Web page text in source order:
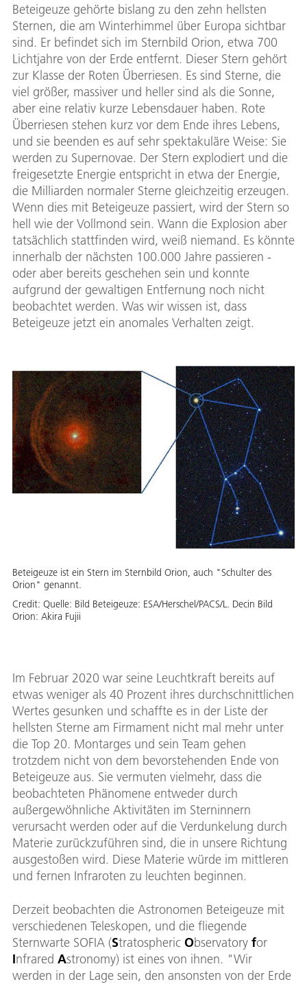
Beteigeuze gehörte bislang zu den zehn hellsten
Sternen, die am Winterhimmel über Europa sichtbar
sind. Er befindet sich im Sternbild Orion, etwa 700
Lichtjahre von der Erde entfernt. Dieser Stern gehört
zur Klasse der Roten Überriesen. Es sind Sterne, die
viel größer, massiver und heller sind als die Sonne,
aber eine relativ kurze Lebensdauer haben. Rote
Überriesen stehen kurz vor dem Ende ihres Lebens,
und sie beenden es auf sehr spektakuläre Weise: Sie
werden zu Supernovae. Der Stern explodiert und die
freigesetzte Energie entspricht in etwa der Energie,
die Milliarden normaler Sterne gleichzeitig erzeugen.
Wenn dies mit Beteigeuze passiert, wird der Stern so
hell wie der Vollmond sein. Wann die Explosion aber
tatsächlich stattfinden wird, weiß niemand. Es könnte
innerhalb der nächsten 100.000 Jahre passieren -
oder aber bereits geschehen sein und konnte
aufgrund der gewaltigen Entfernung noch nicht
beobachtet werden. Was wir wissen ist, dass
Beteigeuze jetzt ein anomales Verhalten zeigt.
Beteigeuze ist ein Stern im Sternbild Orion, auch "Schulter des
Orion" genannt.
Credit: Quelle: Bild Beteigeuze: ESA/Herschel/PACS/L. Decin Bild
Orion: Akira Fujii
Im Februar 2020 war seine Leuchtkraft bereits auf
etwas weniger als 40 Prozent ihres durchschnittlichen
Wertes gesunken und schaffte es in der Liste der
hellsten Sterne am Firmament nicht mal mehr unter
die Top 20. Montarges und sein Team gehen
trotzdem nicht von dem bevorstehenden Ende von
Beteigeuze aus. Sie vermuten vielmehr, dass die
beobachteten Phänomene entweder durch
außergewöhnliche Aktivitäten im Sterninnern
verursacht werden oder auf die Verdunkelung durch
Materie zurückzuführen sind, die in unsere Richtung
ausgestoßen wird. Diese Materie würde im mittleren
und fernen Infraroten zu leuchten beginnen.
Derzeit beobachten die Astronomen Beteigeuze mit
verschiedenen Teleskopen, und die fliegende
Sternwarte SOFIA (Stratospheric Observatory for
Infrared Astronomy) ist eines von ihnen. "Wir
werden in der Lage sein, den ansonsten von der Erde